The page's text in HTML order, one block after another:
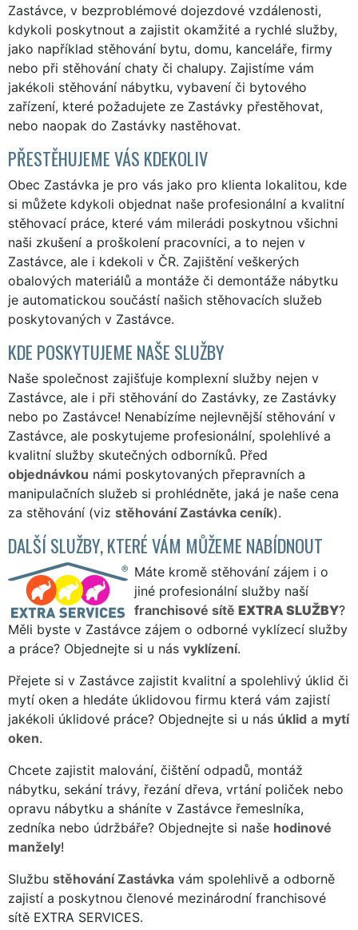
Zastávce, v bezproblémové dojezdové vzdálenosti,
kdykoli poskytnout a zajistit okamžité a rychlé služby,
jako například stěhování bytu, domu, kanceláře, firmy
nebo při stěhování chaty či chalupy. Zajistíme vám
jakékoli stěhování nábytku, vybavení či bytového
zařízení, které požadujete ze Zastávky přestěhovat,
nebo naopak do Zastávky nastěhovat.
PŘESTĚHUJEME VÁS KDEKOLIV
Obec Zastávka je pro vás jako pro klienta lokalitou, kde
si můžete kdykoli objednat naše profesionální a kvalitní
stěhovací práce, které vám milerádi poskytnou všichni
naši zkušení a proškolení pracovníci, a to nejen v
Zastávce, ale i kdekoli v ČR. Zajištění veškerých
obalových materiálů a montáže či demontáže nábytku
je automatickou součástí našich stěhovacích služeb
poskytovaných v Zastávce.
KDE POSKYTUJEME NAŠE SLUŽBY
Naše společnost zajišťuje komplexní služby nejen v
Zastávce, ale i při stěhování do Zastávky, ze Zastávky
nebo po Zastávce! Nenabízíme nejlevnější stěhování v
Zastávce, ale poskytujeme profesionální, spolehlivé a
kvalitní služby skutečných odborníků. Před
objednávkou námi poskytovaných přepravních a
manipulačních služeb si prohlédněte, jaká je naše cena
za stěhování (viz stěhování Zastávka ceník).
DALŠÍ SLUŽBY, KTERÉ VÁM MŮŽEME NABÍDNOUT
Máte kromě stěhování zájem i o
jiné profesionální služby naší
franchisové sítě EXTRA SLUŽBY?
Měli byste v Zastávce zájem o odborné vyklízecí služby
a práce? Objednejte si u nás vyklízení.
Přejete si v Zastávce zajistit kvalitní a spolehlivý úklid či
mytí oken a hledáte úklidovou firmu která vám zajistí
jakékoli úklidové práce? Objednejte si u nás úklid a mytí
oken.
Chcete zajistit malování, čištění odpadů, montáž
nábytku, sekání trávy, řezání dřeva, vrtání poliček nebo
opravu nábytku a sháníte v Zastávce řemeslníka,
zedníka nebo údržbáře? Objednejte si naše hodinové
manžely!
Službu stěhování Zastávka vám spolehlivě a odborně
zajistí a poskytnou členové mezinárodní franchisové
sítě EXTRA SERVICES.